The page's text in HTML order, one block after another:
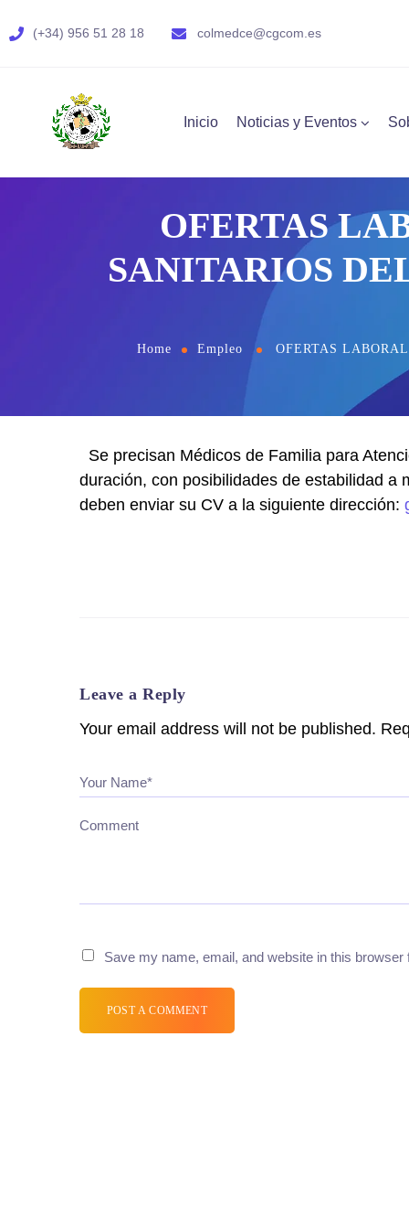
(+34) 956 51 28 18 colmedce@cgcom.es
Inicio Noticias y Eventos
OFERTAS
SANITARIOS
Home Empleo OFERTAS
Se precisan Médicos de Familia para
duración, con posibilidades de estabilidad a
deben enviar su CV a la siguiente dirección:
Leave a Reply
Your email address will not be published.
Your Name*
Comment
Save my name, email, and website in this
POST A COMMENT